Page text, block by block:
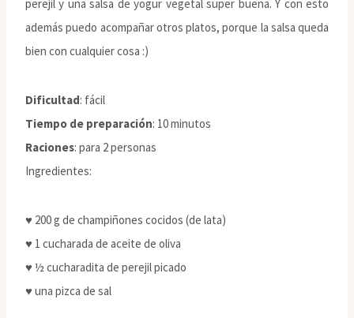
perejil y una salsa de yogur vegetal super buena. Y con esto
además puedo acompañar otros platos, porque la salsa queda
bien con cualquier cosa :)
Dificultad: fácil
Tiempo de preparación: 10 minutos
Raciones: para 2 personas
Ingredientes:
♥ 200 g de champiñones cocidos (de lata)
♥ 1 cucharada de aceite de oliva
♥ ½ cucharadita de perejil picado
♥ una pizca de sal